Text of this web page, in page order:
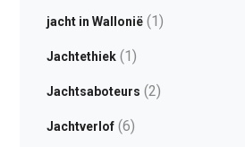
jacht in Wallonië(1)
Jachtethiek(1)
Jachtsaboteurs (2)
Jachtverlof(6)